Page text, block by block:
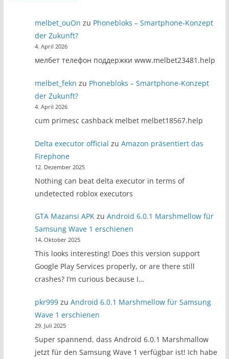
melbet_ouOn zu Phonebloks – Smartphone-Konzept
der Zukunft?
4. April 2026
мелбет телефон поддержки www.melbet23481.help
melbet_fekn zu Phonebloks – Smartphone-Konzept
der Zukunft?
4. April 2026
cum primesc cashback melbet melbet18567.help
Delta executor official zuAmazon präsentiert das
Firephone
12. Dezember 2025
Nothing can beat delta executor in terms of
undetected roblox executors
GTA Mazansi APK zuAndroid 6.0.1 Marshmellow für
Samsung Wave 1 erschienen
14. Oktober 2025
This looks interesting! Does this version support
Google Play Services properly, or are there still
crashes? I’m curious because I…
pkr999 zuAndroid 6.0.1 Marshmellow für Samsung
Wave 1 erschienen
29. Juli 2025
Super spannend, dass Android 6.0.1 Marshmallow
jetzt für den Samsung Wave 1 verfügbar ist! Ich habe